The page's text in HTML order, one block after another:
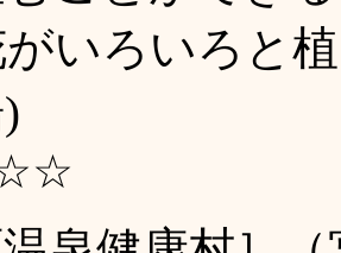
いろいろと